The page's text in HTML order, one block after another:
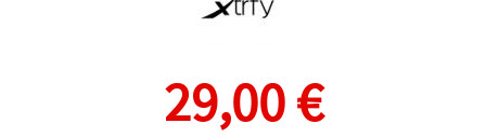
29,00 €